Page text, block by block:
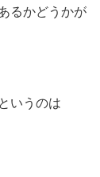
るかどうかが
いうのは